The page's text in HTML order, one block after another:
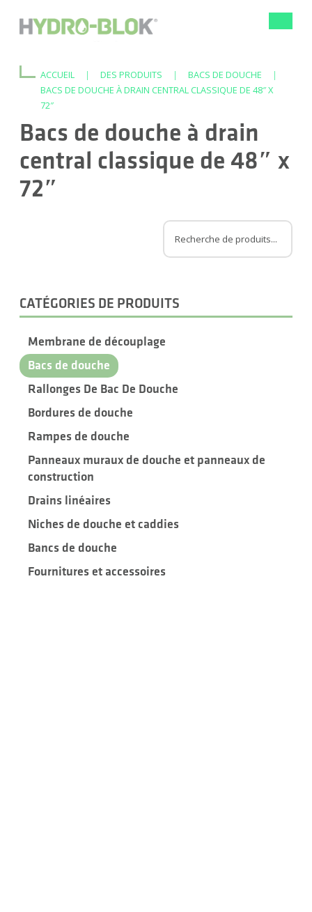
ACCUEIL | DES PRODUITS | BACS DE DOUCHE
|
BACS DE DOUCHE À DRAIN CENTRAL CLASSIQUE DE 48″ X
72″
Bacs de douche à drain
central classique de 48″ x
72″
CATÉGORIES DE PRODUITS
Membrane de découplage
Bacs de douche
Rallonges De Bac De Douche
Bordures de douche
Rampes de douche
Panneaux muraux de douche et panneaux de
construction
Drains linéaires
Niches de douche et caddies
Bancs de douche
Fournitures et accessoires